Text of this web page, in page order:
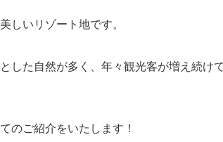
しいリゾート地です。
した自然が多く、年々観光客が増え続け
のご紹介をいたします！